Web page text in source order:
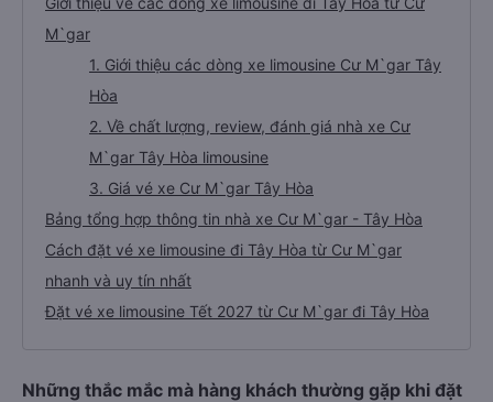
M`gar
1. Giới thiệu các dòng xe limousine Cư M`gar Tây
Hòa
2. Về chất lượng, review, đánh giá nhà xe Cư
M`gar Tây Hòa limousine
3. Giá vé xe Cư M`gar Tây Hòa
Bảng tổng hợp thông tin nhà xe Cư M`gar - Tây Hòa
Cách đặt vé xe limousine đi Tây Hòa từ Cư M`gar
nhanh và uy tín nhất
Đặt vé xe limousine Tết 2027 từ Cư M`gar đi Tây Hòa
Những thắc mắc mà hàng khách thường gặp khi đặt